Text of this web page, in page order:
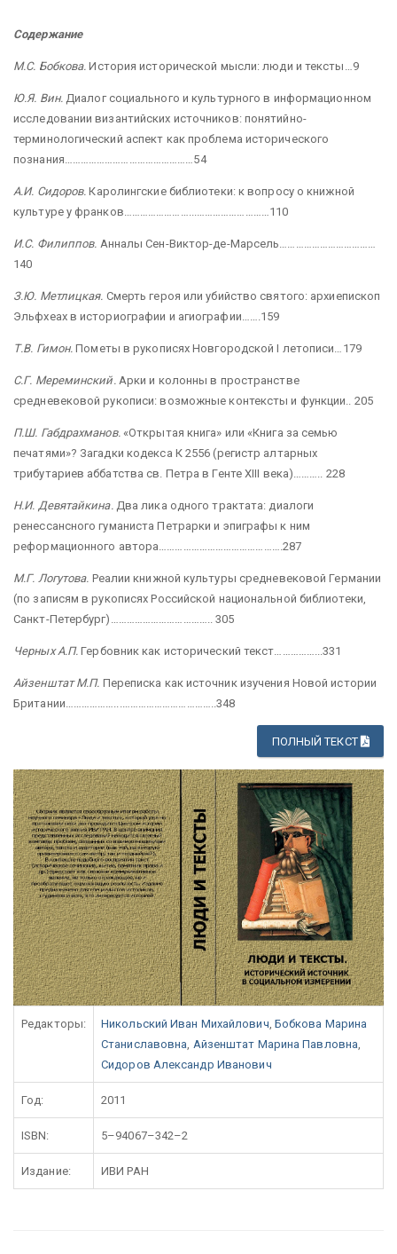
Содержание
М.С. Бобкова.История исторической мысли: люди и тексты…9
Ю.Я. Вин. Диалог социального и культурного в информационном
исследовании византийских источников: понятийно-
терминологический аспект как проблема исторического
познания…………………………………………54
А.И. Сидоров.Каролингские библиотеки: к вопросу о книжной
культуре у франков……………………...………………………110
И.С. Филиппов. Анналы Сен-Виктор-де-Марсель………………………………
140
З.Ю. Метлицкая. Смерть героя или убийство святого: архиепископ
Эльфхеах в историографии и агиографии…….159
Т.В. Гимон.Пометы в рукописях Новгородской I летописи…179
С.Г. Мереминский. Арки и колонны в пространстве
средневековой рукописи: возможные контексты и функции.. 205
П.Ш. Габдрахманов. «Открытая книга» или «Книга за семью
печатями»? Загадки кодекса К 2556 (регистр алтарных
трибутариев аббатства св. Петра в Генте XIII века)……….. 228
Н.И. Девятайкина. Два лика одного трактата: диалоги
ренессансного гуманиста Петрарки и эпиграфы к ним
реформационного автора……………………………………….287
М.Г. Логутова. Реалии книжной культуры средневековой Германии
(по записям в рукописях Российской национальной библиотеки,
Санкт-Петербург)……………………………….. 305
ЧерныхА.П.Гербовник как исторический текст……………...331
Айзенштат М.П. Переписка как источник изучения Новой истории
Британии………………...……………………………..348
ПОЛНЫЙ ТЕКСТ
Редакторы: Никольский Иван Михайлович Бобкова Марина
Станиславовна Айзенштат Марина Павловна
Сидоров Александр Иванович
Год: 2011
ISBN: 5–94067–342–2
Издание: ИВИ РАН